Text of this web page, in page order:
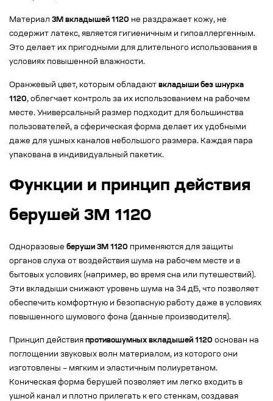
Материал 3M вкладышей 1120 не раздражает кожу, не
содержит латекс, является гигиеничным и гипоаллергенным.
Это делает их пригодными для длительного использования в
условиях повышенной влажности.
Оранжевый цвет, которым обладают вкладыши без шнурка
1120, облегчает контроль за их использованием на рабочем
месте. Универсальный размер подходит для большинства
пользователей, а сферическая форма делает их удобными
даже для ушных каналов небольшого размера. Каждая пара
упакована в индивидуальный пакетик.
Функции и принцип действия
берушей 3M 1120
Одноразовые беруши 3M 1120 применяются для защиты
органов слуха от воздействия шума на рабочем месте и в
бытовых условиях (например, во время сна или путешествий).
Эти вкладыши снижают уровень шума на 34 дБ, что позволяет
обеспечить комфортную и безопасную работу даже в условиях
повышенного шумового фона (данные производителя).
Принцип действия противошумных вкладышей 1120 основан на
поглощении звуковых волн материалом, из которого они
изготовлены – мягким и эластичным полиуретаном.
Коническая форма берушей позволяет им легко входить в
ушной канал и плотно прилегать к его стенкам, создавая